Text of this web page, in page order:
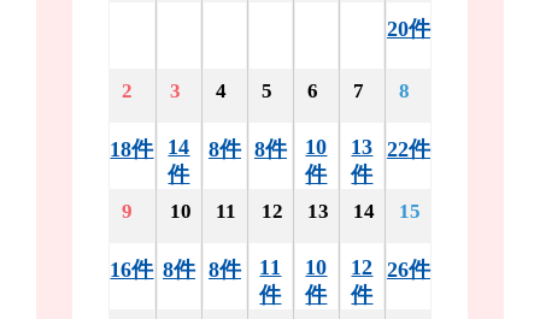
20件
2
18件
3
14
件
4
8件
5
8件
6
10
件
7
13
件
8
22件
9
16件
10
8件
11
8件
12
11
件
13
10
件
14
12
件
15
26件